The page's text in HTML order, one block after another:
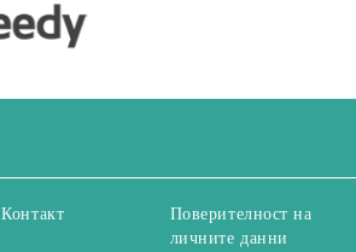
Контакт
Поверителност на
личните данни